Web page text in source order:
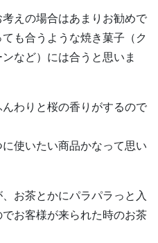
えの場合はあまりお勧めで
も合うような焼き菓子（ク
など）には合うと思いま
わりと桜の香りがするので
使いたい商品かなって思い
お茶とかにパラパラっと入
お客様が来られた時のお茶